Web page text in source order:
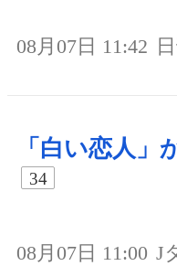
08月07日 11:42
「白い恋人」
34
08月07日 11:00 J